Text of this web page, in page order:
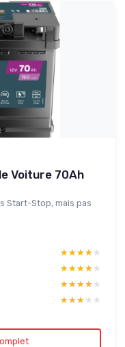
Voiture 70Ah
Start-Stop, mais pas
★★★★★
★★★★★
★★★★★
★★★★★
★★★★★
★★★★★
★★★★★
★★★★★